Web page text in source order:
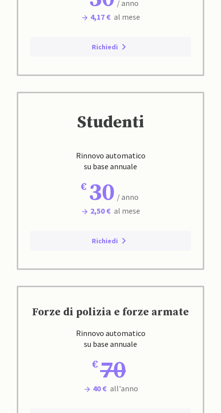
/ anno
4,17 € al mese
Richiedi
Studenti
Rinnovo automatico
su base annuale
30 / anno
2,50 € al mese
Richiedi
Forze di polizia e forze armate
Rinnovo automatico
su base annuale
70
40 € all'anno